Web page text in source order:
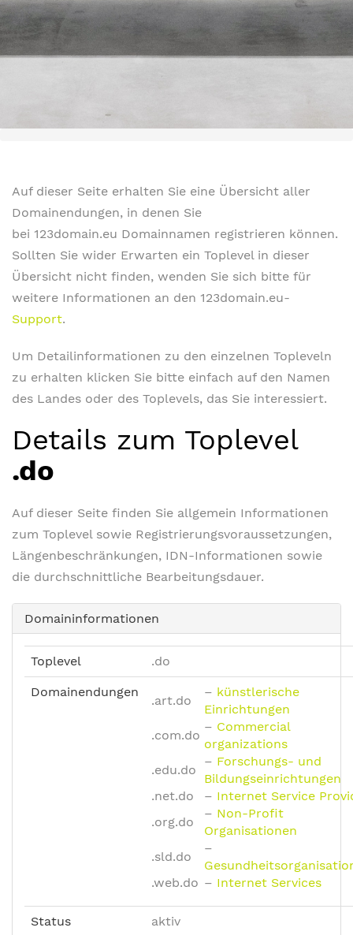
Auf dieser Seite erhalten Sie eine Übersicht aller
Domainendungen, in denen Sie
bei 123domain.eu Domainnamen registrieren können.
Sollten Sie wider Erwarten ein Toplevel in dieser
Übersicht nicht finden, wenden Sie sich bitte für
weitere Informationen an den 123domain.eu-
Support.
Um Detailinformationen zu den einzelnen Topleveln
zu erhalten klicken Sie bitte einfach auf den Namen
des Landes oder des Toplevels, das Sie interessiert.
Details zum Toplevel
.do
Auf dieser Seite finden Sie allgemein Informationen
zum Toplevel sowie Registrierungsvoraussetzungen,
Längenbeschränkungen, IDN-Informationen sowie
die durchschnittliche Bearbeitungsdauer.
Domaininformationen
Toplevel .do
Domainendungen
.art.do
– künstlerische
Einrichtungen
.com.do
– Commercial
organizations
.edu.do
– Forschungs- und
Bildungseinrichtungen
.net.do
– Internet Service
.org.do
– Non-Profit
Organisationen
.sld.do
–
.web.do – Internet Services
Status aktiv